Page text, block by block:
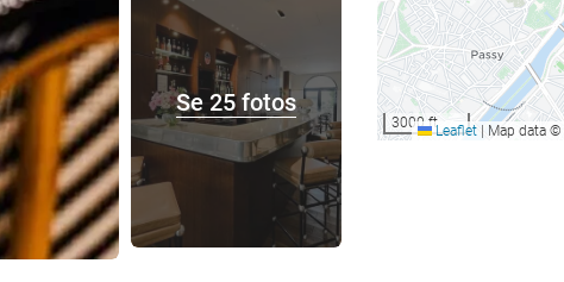
Se 25 fotos
3000 ftLeaflet Map data ©